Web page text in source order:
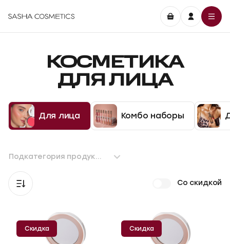
КОСМЕТИКА
ДЛЯ ЛИЦА
Для лица Комбо наборы
Подкатегория продукта
Со скидкой
Скидка Скидка